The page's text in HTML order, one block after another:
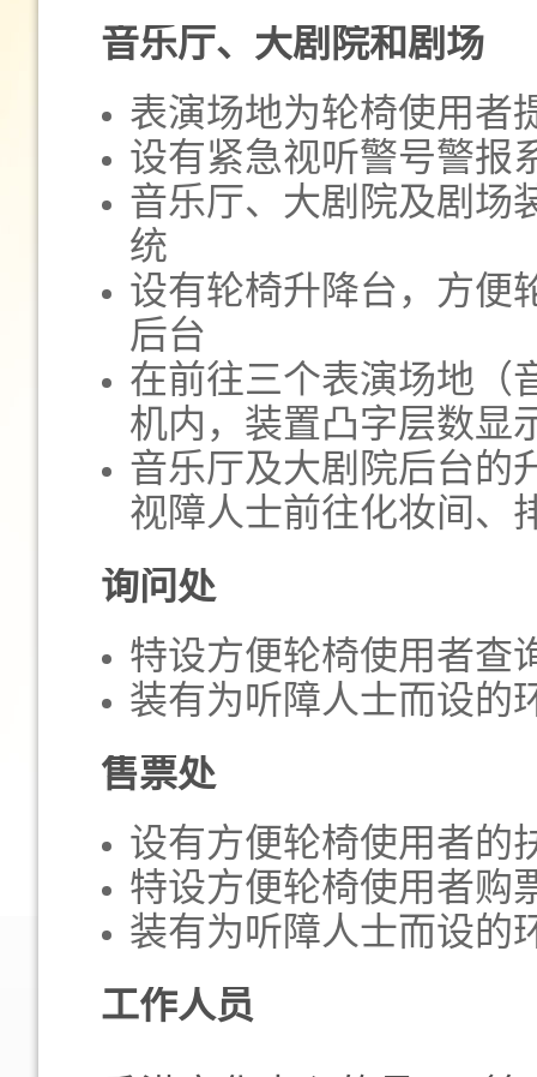
音乐厅、大剧院和剧场
表演场地为轮椅使用者
设有紧急视听警号警报
音乐厅、大剧院及剧场
统
设有轮椅升降台，方便
后台
在前往三个表演场地（
机内，装置凸字层数显
音乐厅及大剧院后台的
视障人士前往化妆间、
询问处
特设方便轮椅使用者查
装有为听障人士而设的
售票处
设有方便轮椅使用者的
特设方便轮椅使用者购
装有为听障人士而设的
工作人员